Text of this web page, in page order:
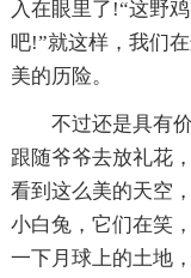
入在眼里了!“这野
吧!”就这样，我们
美的历险。
不过还是具有
跟随爷爷去放礼花
看到这么美的天空
小白兔，它们在笑
一下月球上的土地